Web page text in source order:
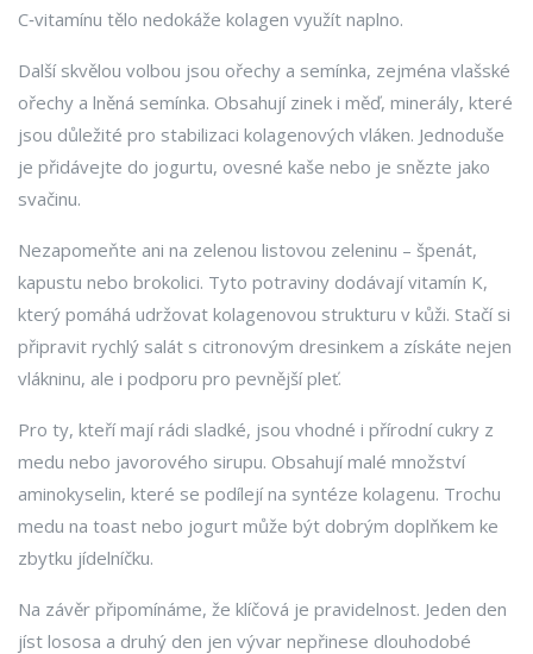
C‑vitamínu tělo nedokáže kolagen využít naplno.
Další skvělou volbou jsou ořechy a semínka, zejména vlašské
ořechy a lněná semínka. Obsahují zinek i měď, minerály, které
jsou důležité pro stabilizaci kolagenových vláken. Jednoduše
je přidávejte do jogurtu, ovesné kaše nebo je snězte jako
svačinu.
Nezapomeňte ani na zelenou listovou zeleninu – špenát,
kapustu nebo brokolici. Tyto potraviny dodávají vitamín K,
který pomáhá udržovat kolagenovou strukturu v kůži. Stačí si
připravit rychlý salát s citronovým dresinkem a získáte nejen
vlákninu, ale i podporu pro pevnější pleť.
Pro ty, kteří mají rádi sladké, jsou vhodné i přírodní cukry z
medu nebo javorového sirupu. Obsahují malé množství
aminokyselin, které se podílejí na syntéze kolagenu. Trochu
medu na toast nebo jogurt může být dobrým doplňkem ke
zbytku jídelníčku.
Na závěr připomínáme, že klíčová je pravidelnost. Jeden den
jíst lososa a druhý den jen vývar nepřinese dlouhodobé